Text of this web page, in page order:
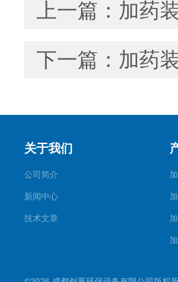
上一篇： 加药
下一篇： 加药
关于我们
公司简介
新闻中心
技术文章